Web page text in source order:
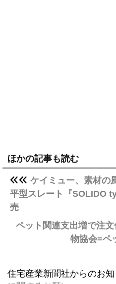
ほかの記事も読む
ケイミュー、素材の
平型スレート『SOLIDO
売
ペット関連支出増で注
物協会=ペ
住宅産業新聞社からのお知